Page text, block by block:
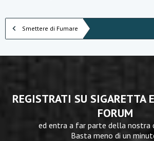
Smettere di Fumare
REGISTRATI SU SIGARETTA
FORUM
ed entra a far parte della nostra
Basta meno di un